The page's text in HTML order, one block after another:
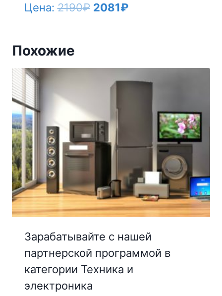
Цена:2190₽ Первоначальная
2081₽Текущая
Похожие
Зарабатывайте с нашей
партнерской программой в
категории Техника и
электроника